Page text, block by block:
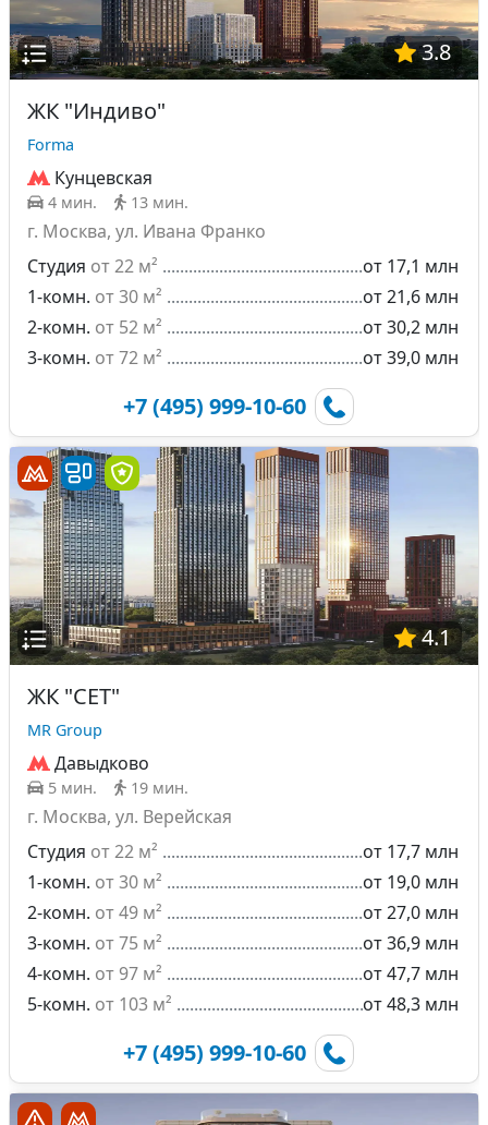
3.8
ЖК "Индиво"
Forma
Кунцевская
4 мин. 13 мин.
г. Москва, ул. Ивана Франко
Студия от 22 м²
от 17,1 млн
1-комн. от 30 м²
от 21,6 млн
2-комн. от 52 м²
от 30,2 млн
3-комн. от 72 м² от 39,0 млн
+7 (495) 999-10-60
4.1
ЖК "СЕТ"
MR Group
Давыдково
5 мин. 19 мин.
г. Москва, ул. Верейская
Студия от 22 м²
от 17,7 млн
1-комн. от 30 м²
от 19,0 млн
2-комн. от 49 м²
от 27,0 млн
3-комн. от 75 м²
от 36,9 млн
4-комн. от 97 м²
от 47,7 млн
5-комн. от 103 м² от 48,3 млн
+7 (495) 999-10-60